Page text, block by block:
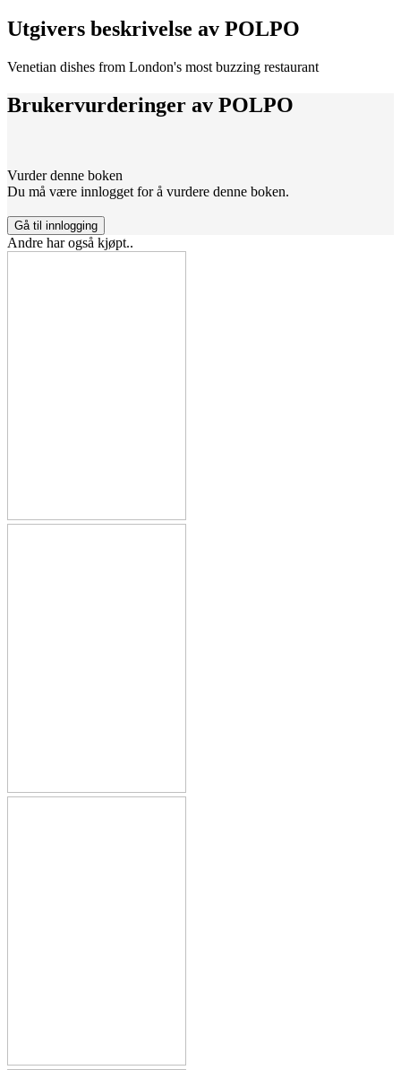
Utgivers beskrivelse av POLPO
Venetian dishes from London's most buzzing restaurant
Brukervurderinger av POLPO
Vurder denne boken
Du må være innlogget for å vurdere denne boken.
Gå til innlogging
Andre har også kjøpt..